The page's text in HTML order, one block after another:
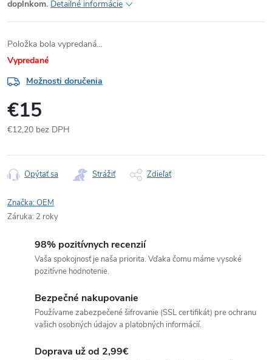
doplnkom. Detailné informácie
Položka bola vypredaná…
Vypredané
Možnosti doručenia
€15
€12,20 bez DPH
cena:
Opýtať sa Strážiť Zdieľať
Značka:OEM
Záruka: 2 roky
98% pozitívnych recenzií
Vaša spokojnosť je naša priorita. Vďaka čomu máme vysoké
pozitívne hodnotenie.
Bezpečné nakupovanie
Používame zabezpečené šifrovanie (SSL certifikát) pre ochranu
vašich osobných údajov a platobných informácií.
Doprava už od 2,99€